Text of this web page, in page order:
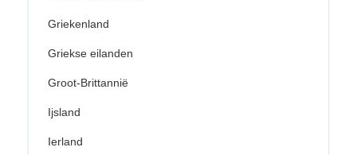
Griekenland
Griekse eilanden
Groot-Brittannië
Ijsland
Ierland